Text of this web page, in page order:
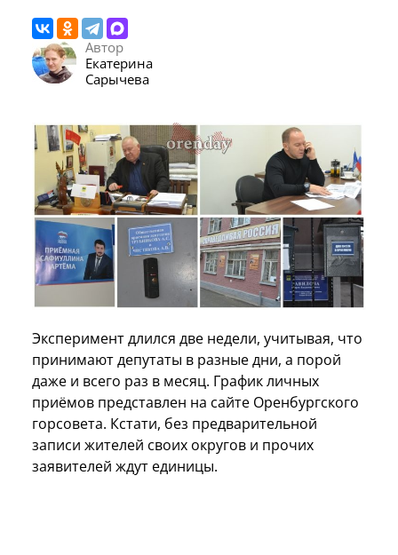
Автор
Екатерина
Сарычева
Эксперимент длился две недели, учитывая, что
принимают депутаты в разные дни, а порой
даже и всего раз в месяц. График личных
приёмов представлен на сайте Оренбургского
горсовета. Кстати, без предварительной
записи жителей своих округов и прочих
заявителей ждут единицы.